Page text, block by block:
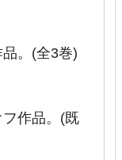
。(全3巻)
作品。(既